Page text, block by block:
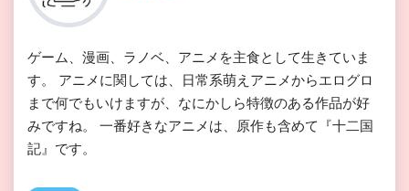
ゲーム、漫画、ラノベ、アニメを主食として生きていま
す。 アニメに関しては、日常系萌えアニメからエログロ
まで何でもいけますが、なにかしら特徴のある作品が好
みですね。 一番好きなアニメは、原作も含めて『十二国
記』です。